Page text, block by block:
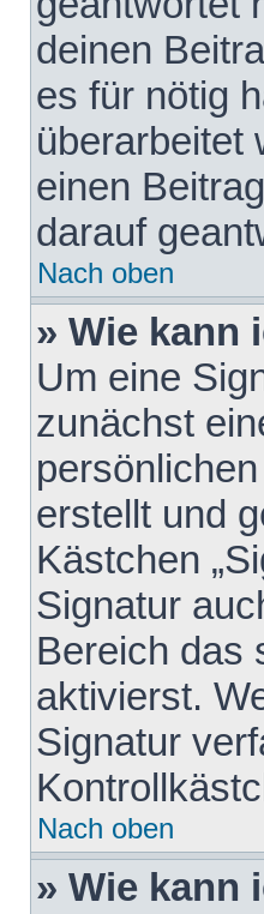
deinen
es für nötig
überarbeitet
einen
darauf
Nach oben
» Wie kann
Um eine
zunächst
erstellt und
Kästchen
Signatur
Bereich das
aktivierst.
Signatur
Nach oben
» Wie kann